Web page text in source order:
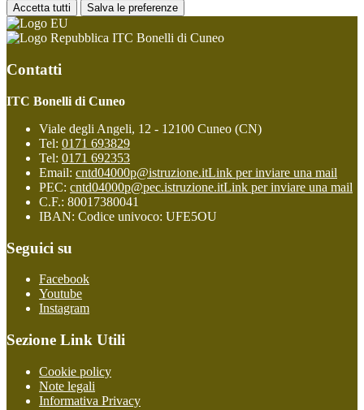
Accetta tutti Salva le preferenze
ITC Bonelli di Cuneo
Contatti
ITC Bonelli di Cuneo
Viale degli Angeli, 12 - 12100 Cuneo (CN)
Tel: 0171 693829
Tel: 0171 692353
Email: cntd04000p@istruzione.itLink per inviare una mail
PEC: cntd04000p@pec.istruzione.itLink per inviare una mail
C.F.: 80017380041
IBAN: Codice univoco: UFE5OU
Seguici su
Facebook
Youtube
Instagram
Sezione Link Utili
Cookie policy
Note legali
Informativa Privacy